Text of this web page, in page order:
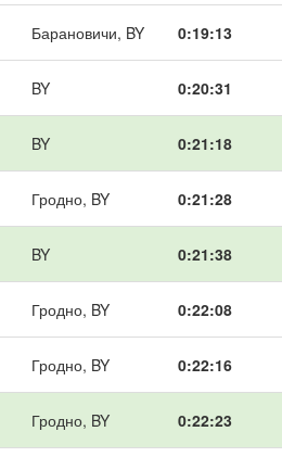
Барановичи, BY 0:19:13
BY 0:20:31
BY 0:21:18
Гродно, BY 0:21:28
BY 0:21:38
Гродно, BY 0:22:08
Гродно, BY 0:22:16
Гродно, BY 0:22:23